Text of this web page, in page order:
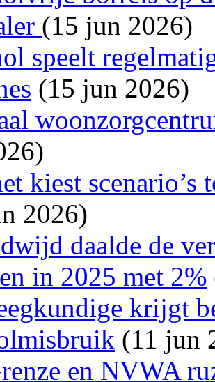
(15 jun 2026)
speelt
(15 jun 2026)
kiest
2026)
daalde de
in 2025 met 2%
krijgt
(11 jun
en NVWA